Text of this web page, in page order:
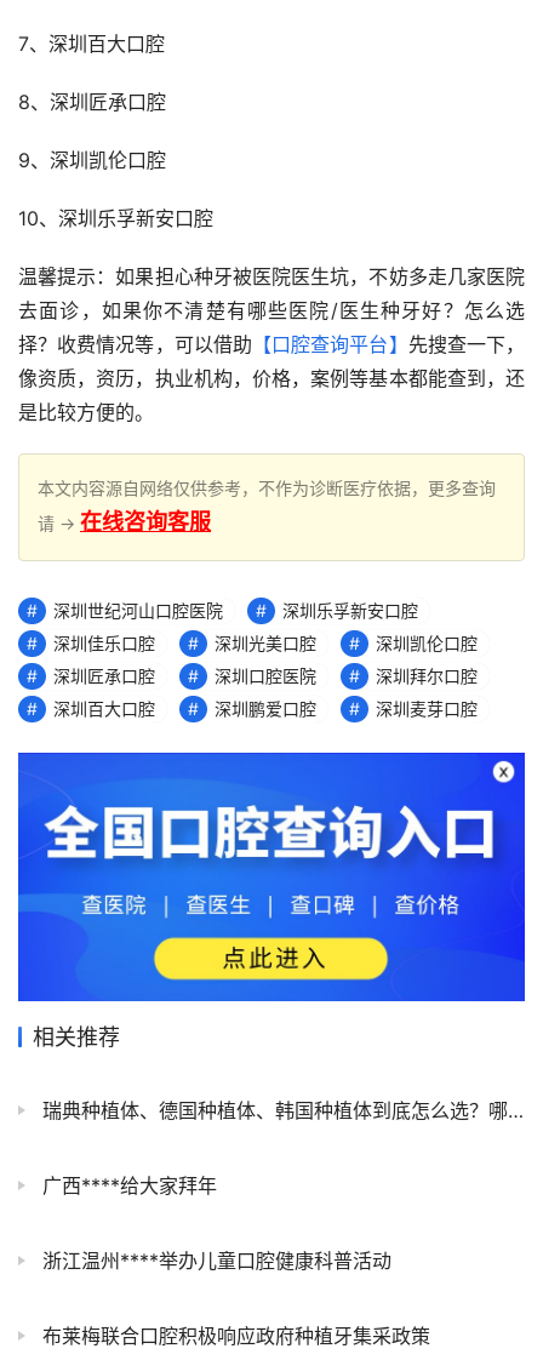
7、深圳百大口腔
8、深圳匠承口腔
9、深圳凯伦口腔
10、深圳乐孚新安口腔
温馨提示：如果担心种牙被医院医生坑，不妨多走几家医院
去面诊，如果你不清楚有哪些医院/医生种牙好？怎么选
择？收费情况等，可以借助 【口腔查询平台】 先搜查一下，
像资质，资历，执业机构，价格，案例等基本都能查到，还
是比较方便的。
本文内容源自网络仅供参考，不作为诊断医疗依据，更多查询
请 → 在线咨询客服
深圳世纪河山口腔医院
深圳乐孚新安口腔
深圳佳乐口腔
深圳光美口腔
深圳凯伦口腔
深圳匠承口腔
深圳口腔医院
深圳拜尔口腔
深圳百大口腔
深圳鹏爱口腔 深圳麦芽口腔
相关推荐
瑞典种植体、德国种植体、韩国种植体到底怎么选？哪个最好？哪个性价比最高？
广西****给大家拜年
浙江温州****举办儿童口腔健康科普活动
布莱梅联合口腔积极响应政府种植牙集采政策